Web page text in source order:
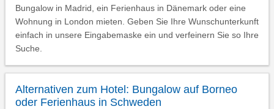
Bungalow in Madrid, ein Ferienhaus in Dänemark oder eine
Wohnung in London mieten. Geben Sie Ihre Wunschunterkunft
einfach in unsere Eingabemaske ein und verfeinern Sie so Ihre
Suche.
Alternativen zum Hotel: Bungalow auf Borneo
oder Ferienhaus in Schweden